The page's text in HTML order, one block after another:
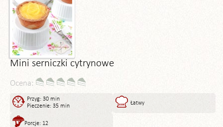
Mini serniczki cytrynowe
Ocena:
Przyg: 30 min
Pieczenie: 35 min
Łatwy
Porcje: 12